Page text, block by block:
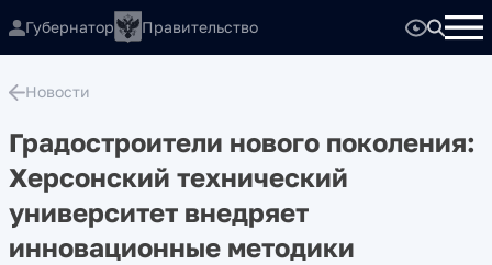
Губернатор Правительство
Новости
Градостроители нового поколения:
Херсонский технический
университет внедряет
инновационные методики